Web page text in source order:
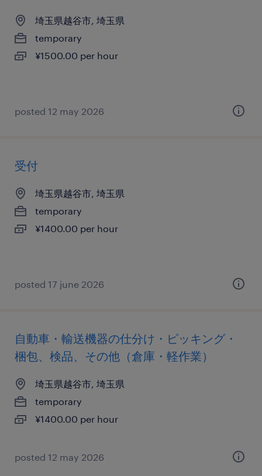
埼玉県越谷市, 埼玉県
temporary
¥1500.00 per hour
posted 12 may 2026
受付
埼玉県越谷市, 埼玉県
temporary
¥1400.00 per hour
posted 17 june 2026
自動車・輸送機器の仕分け・ピッキング・
梱包、検品、その他（倉庫・軽作業）
埼玉県越谷市, 埼玉県
temporary
¥1400.00 per hour
posted 12 may 2026